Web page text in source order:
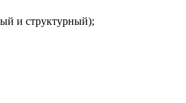
и структурный);